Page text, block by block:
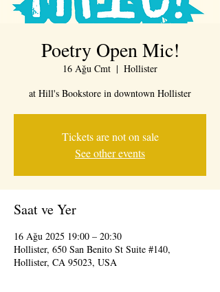
Poetry Open Mic!
16 Ağu Cmt
  |
Hollister
at Hill's Bookstore in downtown Hollister
Tickets are not on sale
See other events
Saat ve Yer
16 Ağu 2025 19:00 – 20:30
Hollister, 650 San Benito St Suite #140,
Hollister, CA 95023, USA